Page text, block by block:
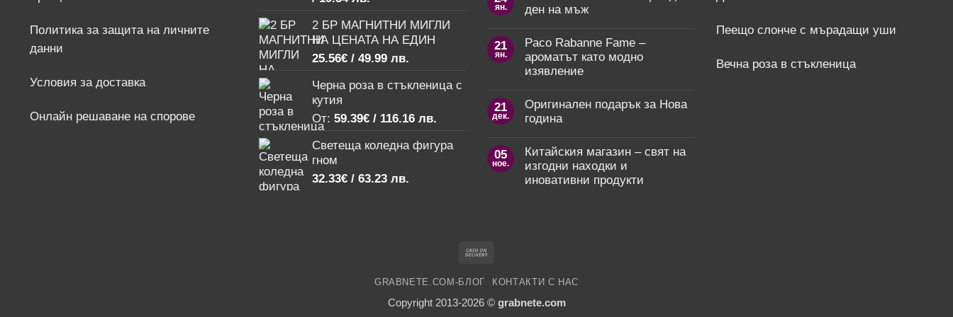
Политика за защита на личните
данни
Условия за доставка
Онлайн решаване на спорове
11.76€
/
е:
9.99€
/
2 БР МАГНИТНИ МИГЛИ
НА ЦЕНАТА НА ЕДИН
25.56€/ 49.99 лв.
Черна роза в стъкленица с
кутия
От: 59.39€/ 116.16 лв.
Светеща коледна фигура
гном
32.33€/ 63.23 лв.
10
оригинални
за
8
март:
Как
да
жени?
ян.
ден на мъж
за
Стилни
пожелания
за
на
мъж
21
ян.
Paco Rabanne Fame –
ароматът като модно
изявление
за
Paco
Rabanne
–
ароматът
като
модно
изявление
21
дек.
Оригинален подарък за Нова
година
за
Оригинален
подарък
за
05
ное.
Китайския магазин – свят на
изгодни находки и
иновативни продукти
находки
иновативни
Пеещо слонче с мърадащи уши
Вечна роза в стъкленица
Delivery
GRABNETE.COM-БЛОГ КОНТАКТИ С НАС
Copyright 2013-2026 © grabnete.com